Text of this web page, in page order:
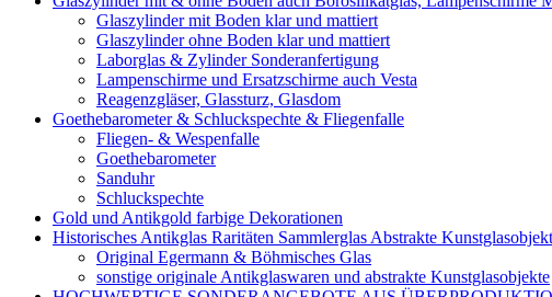
Glaszylinder mit Boden klar und mattiert
Glaszylinder ohne Boden klar und mattiert
Laborglas & Zylinder Sonderanfertigung
Lampenschirme und Ersatzschirme auch Vesta
Reagenzgläser, Glassturz, Glasdom
Goethebarometer & Schluckspechte & Fliegenfalle
Fliegen- & Wespenfalle
Goethebarometer
Sanduhr
Schluckspechte
Gold und Antikgold farbige Dekorationen
Historisches Antikglas Raritäten Sammlerglas Abstrakte
Original Egermann & Böhmisches Glas
sonstige originale Antikglaswaren und abstrakte Kunstglasobjekte